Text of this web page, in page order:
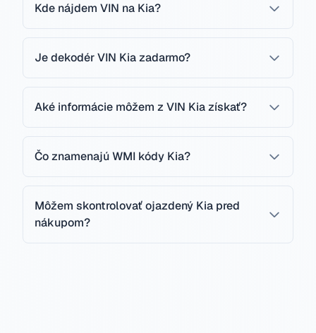
Kde nájdem VIN na Kia?
Je dekodér VIN Kia zadarmo?
Aké informácie môžem z VIN Kia získať?
Čo znamenajú WMI kódy Kia?
Môžem skontrolovať ojazdený Kia pred
nákupom?